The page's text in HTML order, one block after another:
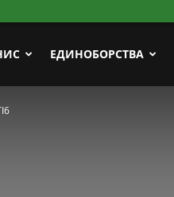
ЕДИНОБОРСТВА